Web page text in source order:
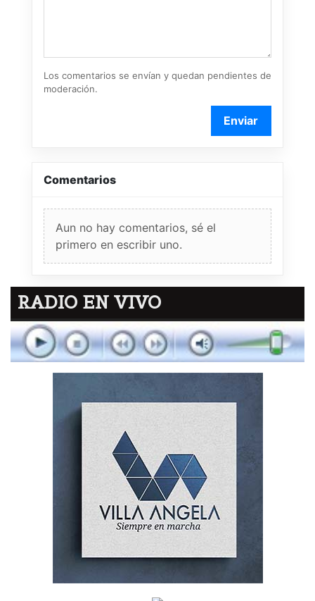
Los comentarios se envían y quedan pendientes de
moderación.
Enviar
Comentarios
Aun no hay comentarios, sé el
primero en escribir uno.
RADIO EN VIVO